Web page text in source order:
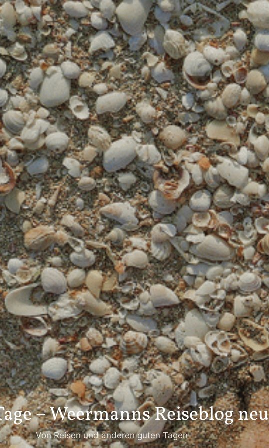
– Weermanns Reiseblog neu
Von Reisen und anderen guten Tagen